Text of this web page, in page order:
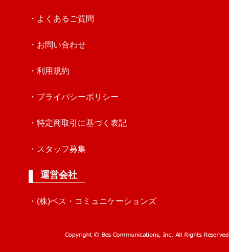
・よくあるご質問
・お問い合わせ
・利用規約
・プライバシーポリシー
・特定商取引に基づく表記
・スタッフ募集
運営会社
・(株)ベス・コミュニケーションズ